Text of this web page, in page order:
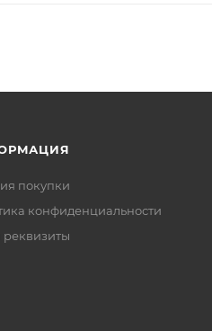
покупки
конфиденциальности